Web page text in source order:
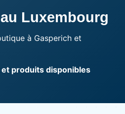
Luxembourg
à Gasperich et
produits disponibles